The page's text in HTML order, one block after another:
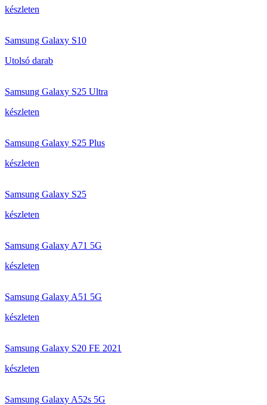
készleten
Samsung Galaxy S10
Utolsó darab
Samsung Galaxy S25 Ultra
készleten
Samsung Galaxy S25 Plus
készleten
Samsung Galaxy S25
készleten
Samsung Galaxy A71 5G
készleten
Samsung Galaxy A51 5G
készleten
Samsung Galaxy S20 FE 2021
készleten
Samsung Galaxy A52s 5G